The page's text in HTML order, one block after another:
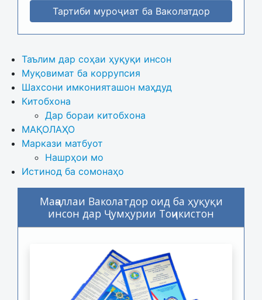
Тартиби муроҷиат ба Ваколатдор
Таълим дар соҳаи ҳуқуқи инсон
Муқовимат ба коррупсия
Шахсони имконияташон маҳдуд
Китобхона
Дар бораи китобхона
МАҚОЛАҲО
Маркази матбуот
Нашрҳои мо
Истинод ба сомонаҳо
Маҷаллаи Ваколатдор оид ба ҳуқуқи
инсон дар Ҷумҳурии Тоҷикистон